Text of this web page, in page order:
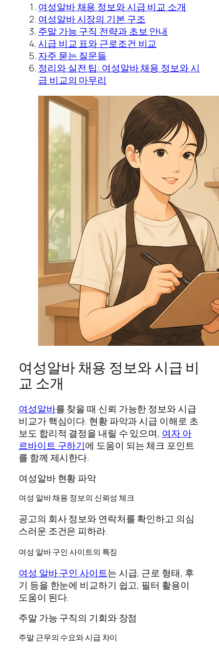
여성알바 채용 정보와 시급 비교 소개
여성알바 시장의 기본 구조
주말 가능 구직 전략과 초보 안내
시급 비교 표와 근로조건 비교
자주 묻는 질문들
정리와 실전 팁: 여성알바 채용 정보와 시
급 비교의 마무리
여성알바 채용 정보와 시급 비
교 소개
여성알바를 찾을 때 신뢰 가능한 정보와 시급
비교가 핵심이다. 현황 파악과 시급 이해로 초
보도 합리적 결정을 내릴 수 있으며, 여자 아
르바이트 구하기에 도움이 되는 체크 포인트
를 함께 제시한다.
여성알바 현황 파악
여성 알바 채용 정보의 신뢰성 체크
공고의 회사 정보와 연락처를 확인하고 의심
스러운 조건은 피하라.
여성 알바 구인 사이트의 특징
여성 알바 구인 사이트는 시급, 근로 형태, 후
기 등을 한눈에 비교하기 쉽고, 필터 활용이
도움이 된다.
주말 가능 구직의 기회와 장점
주말 근무의 수요와 시급 차이